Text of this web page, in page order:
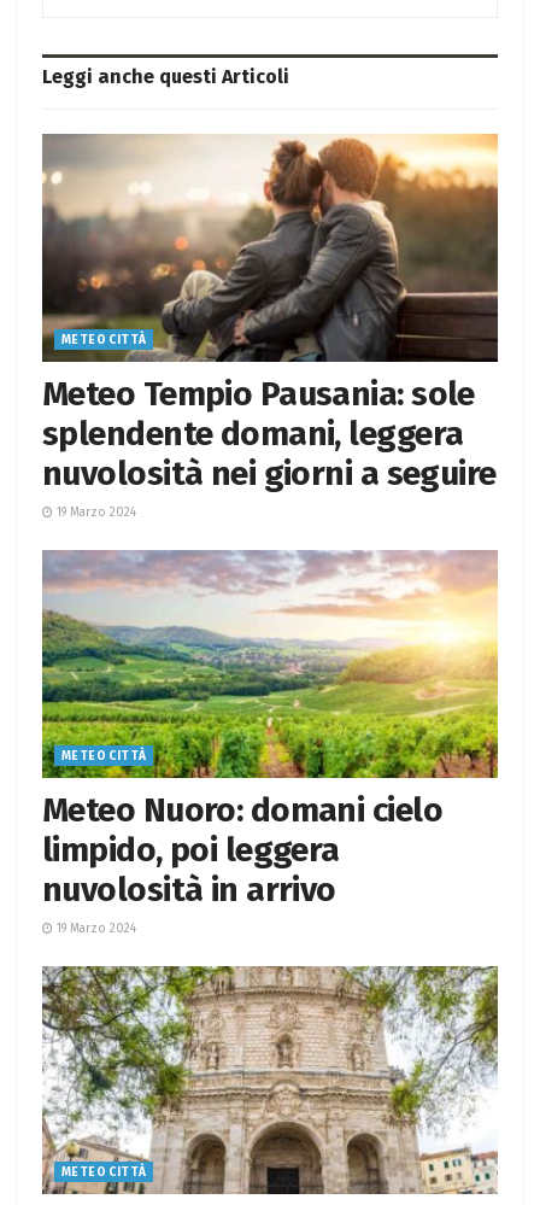
Leggi anche questi Articoli
METEO CITTÀ
Meteo Tempio Pausania: sole
splendente domani, leggera
nuvolosità nei giorni a seguire
19 Marzo 2024
METEO CITTÀ
Meteo Nuoro: domani cielo
limpido, poi leggera
nuvolosità in arrivo
19 Marzo 2024
METEO CITTÀ